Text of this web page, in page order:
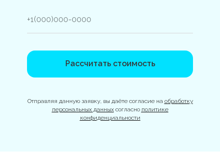
Рассчитать стоимость
Отправляя данную заявку, вы даёте согласие на обработку
персональных данныхсогласно политике
конфиденциальности